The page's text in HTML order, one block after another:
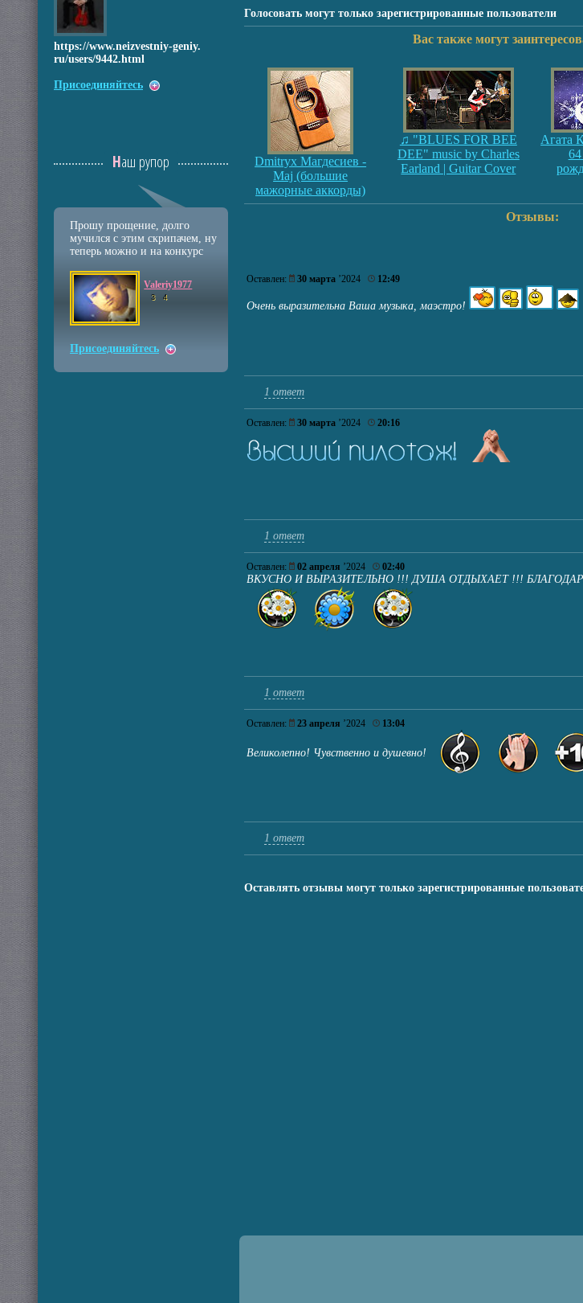
Голосовать могут только зарегистрированные пользователи
Вас также могут
Dmitryx Магдесиев -
Maj (большие
мажорные аккорды)
♫ "BLUES FOR BEE
DEE" music by Charles
Earland | Guitar Cover
Агата
Отзывы:
Оставлен: 30 марта ’2024 12:49
Очень выразительна Ваша музыка, маэстро!
1 ответ
Оставлен: 30 марта ’2024 20:16
1 ответ
Оставлен: 02 апреля ’2024 02:40
ВКУСНО И ВЫРАЗИТЕЛЬНО !!! ДУША ОТДЫХАЕТ !!!
1 ответ
Оставлен: 23 апреля ’2024 13:04
Великолепно! Чувственно и душевно!
1 ответ
Оставлять отзывы могут только зарегистрированные
https://www.neizvestniy-geniy.
ru/users/9442.html
Присоединяйтесь
Наш рупор
Прошу прощение, долго
мучился с этим скрипачем, ну
теперь можно и на конкурс
Valeriy1977
3 4
Присоединяйтесь